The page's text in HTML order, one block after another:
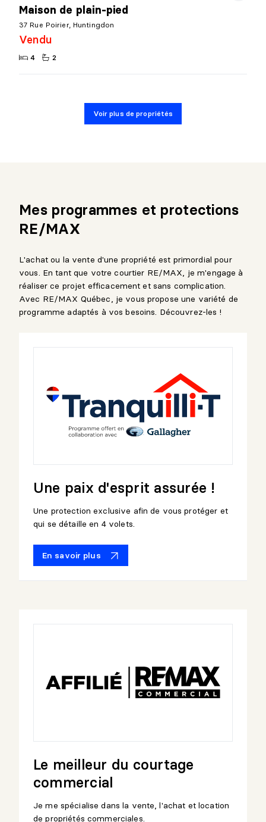
Maison de plain-pied
37 Rue Poirier, Huntingdon
Vendu
4 2
Voir plus de propriétés
Mes programmes et protections
RE/MAX
L'achat ou la vente d'une propriété est primordial pour
vous. En tant que votre courtier RE/MAX, je m'engage à
réaliser ce projet efficacement et sans complication.
Avec RE/MAX Québec, je vous propose une variété de
programme adaptés à vos besoins. Découvrez-les !
Une paix d'esprit assurée !
Une protection exclusive afin de vous protéger et
qui se détaille en 4 volets.
En savoir plus
Le meilleur du courtage
commercial
Je me spécialise dans la vente, l'achat et location
de propriétés commerciales.